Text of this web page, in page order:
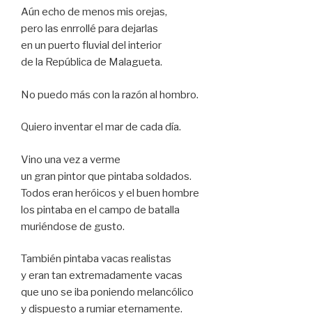
Aún echo de menos mis orejas,
pero las enrrollé para dejarlas
en un puerto fluvial del interior
de la República de Malagueta.
No puedo más con la razón al hombro.
Quiero inventar el mar de cada día.
Vino una vez a verme
un gran pintor que pintaba soldados.
Todos eran heróicos y el buen hombre
los pintaba en el campo de batalla
muriéndose de gusto.
También pintaba vacas realistas
y eran tan extremadamente vacas
que uno se iba poniendo melancólico
y dispuesto a rumiar eternamente.